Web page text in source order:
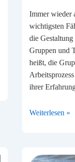
Immer wieder
wichtigsten
die
Gruppen und
heißt, die
ihrer
Teams
Weiterlesen »